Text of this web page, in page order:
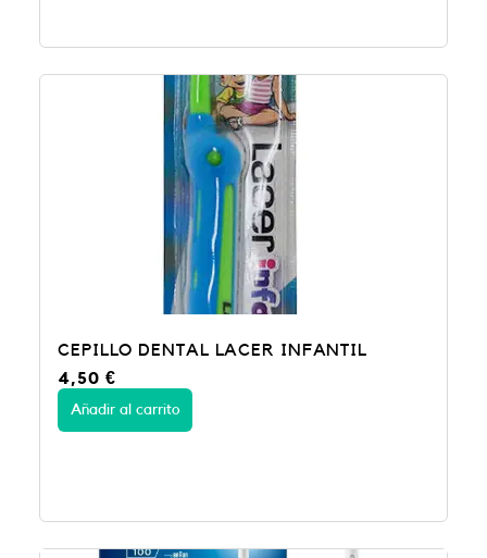
CEPILLO DENTAL LACER INFANTIL
4,50 €
Añadir al carrito